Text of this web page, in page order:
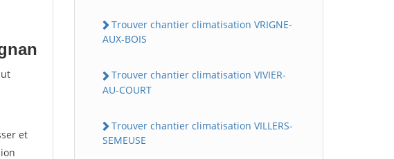
et
Trouver chantier climatisation VRIGNE-
AUX-BOIS
Trouver chantier climatisation VIVIER-
AU-COURT
Trouver chantier climatisation VILLERS-
SEMEUSE